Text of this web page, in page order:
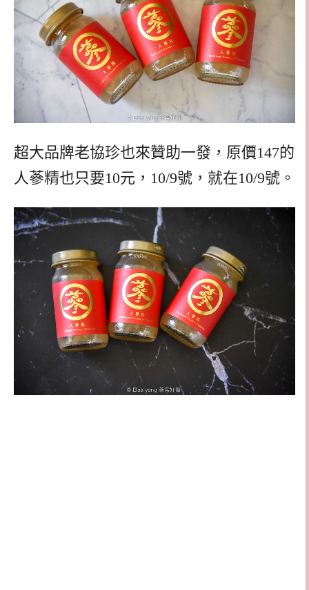
超大品牌老協珍也來贊助一發，原價147的
人蔘精也只要10元，10/9號，就在10/9號。